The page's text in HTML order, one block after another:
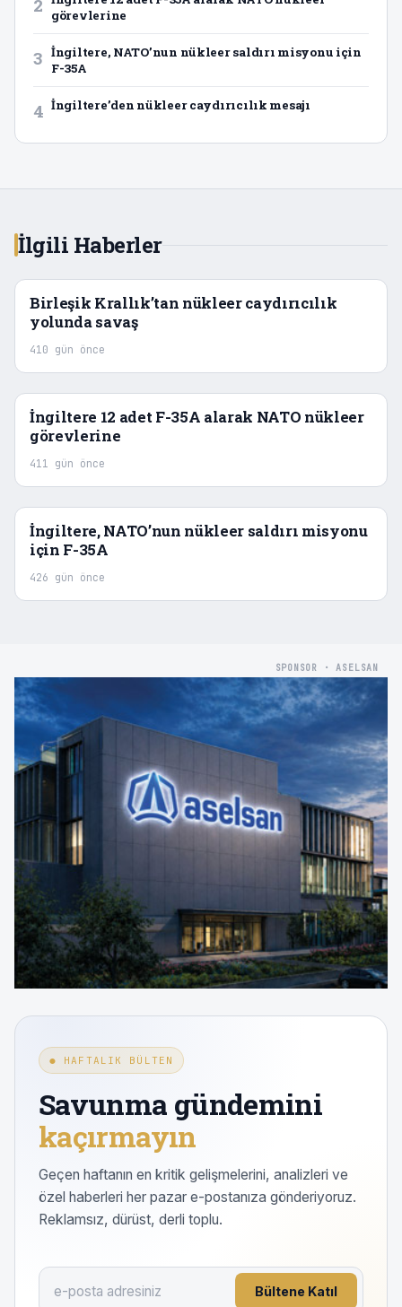
2
görevlerine
3 İngiltere, NATO’nun nükleer saldırı misyonu için
F-35A
4 İngiltere’den nükleer caydırıcılık mesajı
İlgili Haberler
Birleşik Krallık’tan nükleer caydırıcılık
yolunda savaş
410 gün önce
İngiltere 12 adet F-35A alarak NATO nükleer
görevlerine
411 gün önce
İngiltere, NATO’nun nükleer saldırı misyonu
için F-35A
426 gün önce
SPONSOR · ASELSAN
● HAFTALIK BÜLTEN
Savunma gündemini
kaçırmayın
Geçen haftanın en kritik gelişmelerini, analizleri ve
özel haberleri her pazar e-postanıza gönderiyoruz.
Reklamsız, dürüst, derli toplu.
Bültene Katıl